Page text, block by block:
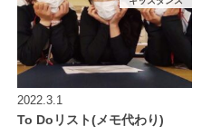
2022.3.1
To Doリスト(メモ代わり)